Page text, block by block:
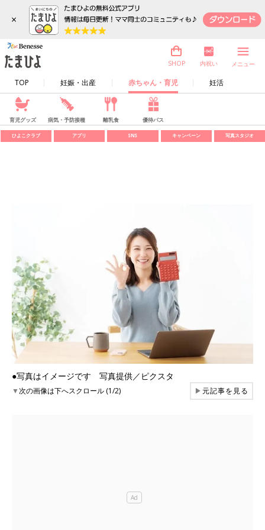
×
TOP 妊娠・出産 赤ちゃん・育児 妊活
SHOP 内祝い メニュー
育児グッズ 病気・予防接種 離乳食 優待パス
ひよこクラブ アプリ SNS キャンペーン 写真スタジオ
●写真はイメージです 写真提供／ピクスタ
▼次の画像は下へスクロール (1/2) ▶元記事を見る